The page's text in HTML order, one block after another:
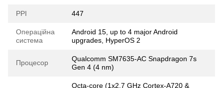
РРІ 447
Операційна
система
Android 15, up to 4 major Android
upgrades, HyperOS 2
Процесор
Qualcomm SM7635-AC Snapdragon 7s
Gen 4 (4 nm)
Octa-core (1x2.7 GHz Cortex-A720 &